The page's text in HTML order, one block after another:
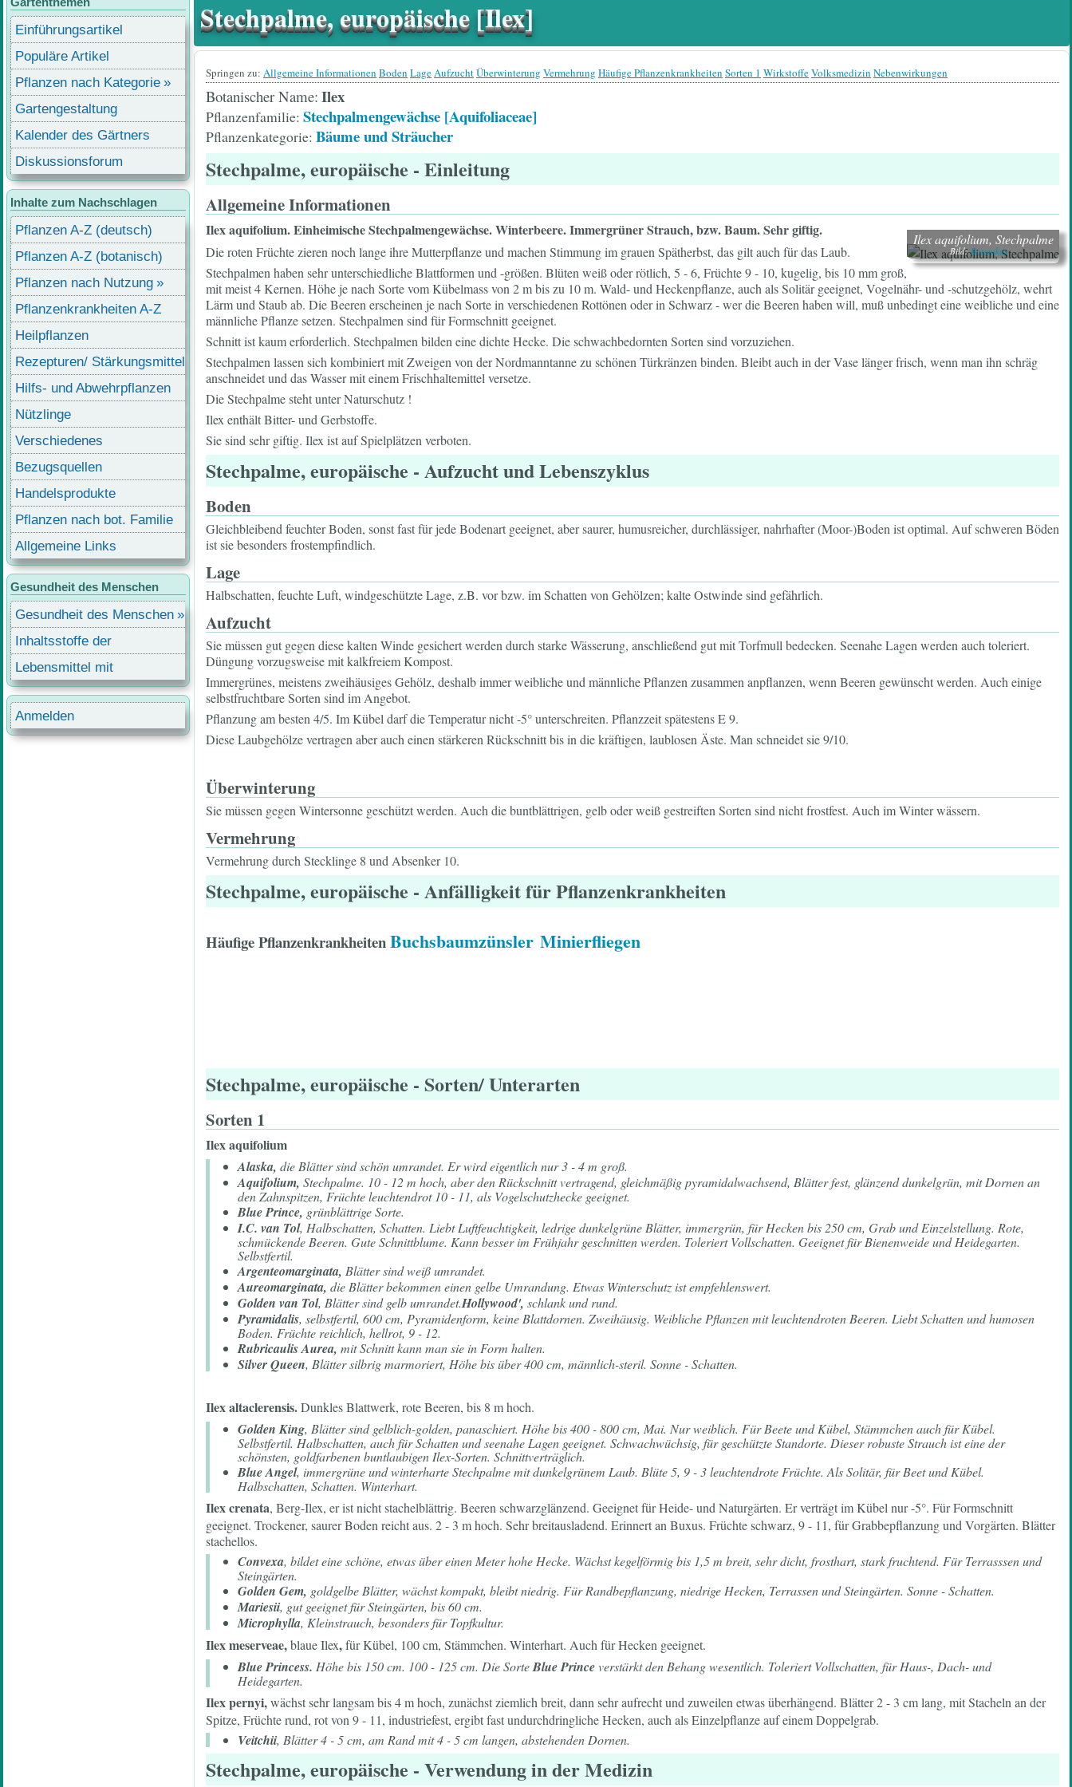
Stechpalme, europäische [Ilex]
Springen zu: Allgemeine Informationen Boden LageAufzuchtÜberwinterung Vermehrung Häufige Pflanzenkrankheiten Sorten 1 WirkstoffeVolksmedizin Nebenwirkungen
Botanischer Name Ilex
Pflanzenfamilie Stechpalmengewächse [Aquifoliaceae]
Pflanzenkategorie Bäume und Sträucher
Stechpalme, europäische - Einleitung
Allgemeine Informationen
Ilex aquifolium.Einheimische Stechpalmengewächse. Winterbeere. Immergrüner Strauch, bzw. Baum. Sehr giftig.
Ilex aquifolium, Stechpalme
Bild:Botanikus
Die roten Früchte zieren noch lange ihre Mutterpflanze und machen Stimmung im grauen Spätherbst, das gilt auch für das Laub.
Stechpalmen haben sehr unterschiedliche Blattformen und -größen. Blüten weiß oder rötlich, 5 - 6, Früchte 9 - 10, kugelig, bis 10 mm groß,
mit meist 4 Kernen. Höhe je nach Sorte vom Kübelmass von 2 m bis zu 10 m. Wald- und Heckenpflanze, auch als Solitär geeignet, Vogelnähr- und -schutzgehölz, wehrt
Lärm und Staub ab. Die Beeren erscheinen je nach Sorte in verschiedenen Rottönen oder in Schwarz - wer die Beeren haben will, muß unbedingt eine weibliche und eine
männliche Pflanze setzen. Stechpalmen sind für Formschnitt geeignet.
Schnitt ist kaum erforderlich. Stechpalmen bilden eine dichte Hecke. Die schwachbedornten Sorten sind vorzuziehen.
Stechpalmen lassen sich kombiniert mit Zweigen von der Nordmanntanne zu schönen Türkränzen binden. Bleibt auch in der Vase länger frisch, wenn man ihn schräg
anschneidet und das Wasser mit einem Frischhaltemittel versetze.
Die Stechpalme steht unter Naturschutz !
Ilex enthält Bitter- und Gerbstoffe.
Sie sind sehr giftig. Ilex ist auf Spielplätzen verboten.
Stechpalme, europäische - Aufzucht und Lebenszyklus
Boden
Gleichbleibend feuchter Boden, sonst fast für jede Bodenart geeignet, aber saurer, humusreicher, durchlässiger, nahrhafter (Moor-)Boden ist optimal. Auf schweren Böden
ist sie besonders frostempfindlich.
Lage
Halbschatten, feuchte Luft, windgeschützte Lage, z.B. vor bzw. im Schatten von Gehölzen; kalte Ostwinde sind gefährlich.
Aufzucht
Sie müssen gut gegen diese kalten Winde gesichert werden durch starke Wässerung, anschließend gut mit Torfmull bedecken. Seenahe Lagen werden auch toleriert.
Düngung vorzugsweise mit kalkfreiem Kompost.
Immergrünes, meistens zweihäusiges Gehölz, deshalb immer weibliche und männliche Pflanzen zusammen anpflanzen, wenn Beeren gewünscht werden. Auch einige
selbstfruchtbare Sorten sind im Angebot.
Pflanzung am besten 4/5. Im Kübel darf die Temperatur nicht -5° unterschreiten. Pflanzzeit spätestens E 9.
Diese Laubgehölze vertragen aber auch einen stärkeren Rückschnitt bis in die kräftigen, laublosen Äste. Man schneidet sie 9/10.
Überwinterung
Sie müssen gegen Wintersonne geschützt werden. Auch die buntblättrigen, gelb oder weiß gestreiften Sorten sind nicht frostfest. Auch im Winter wässern.
Vermehrung
Vermehrung durch Stecklinge 8 und Absenker 10.
Stechpalme, europäische - Anfälligkeit für Pflanzenkrankheiten
Häufige PflanzenkrankheitenBuchsbaumzünsler Minierfliegen
Stechpalme, europäische - Sorten/ Unterarten
Sorten 1
Ilex aquifolium
Alaska, die Blätter sind schön umrandet. Er wird eigentlich nur 3 - 4 m groß.
Aquifolium, Stechpalme. 10 - 12 m hoch, aber den Rückschnitt vertragend, gleichmäßig pyramidalwachsend, Blätter fest, glänzend dunkelgrün, mit Dornen an
den Zahnspitzen, Früchte leuchtendrot 10 - 11, als Vogelschutzhecke geeignet.
Blue Prince, grünblättrige Sorte.
I.C. van Tol, Halbschatten, Schatten. Liebt Luftfeuchtigkeit, ledrige dunkelgrüne Blätter, immergrün, für Hecken bis 250 cm, Grab und Einzelstellung. Rote,
schmückende Beeren. Gute Schnittblume. Kann besser im Frühjahr geschnitten werden. Toleriert Vollschatten. Geeignet für Bienenweide und Heidegarten.
Selbstfertil.
Argenteomarginata, Blätter sind weiß umrandet.
Aureomarginata, die Blätter bekommen einen gelbe Umrandung. Etwas Winterschutz ist empfehlenswert.
Golden van Tol, Blätter sind gelb umrandet.Hollywood', schlank und rund.
Pyramidalis, selbstfertil, 600 cm, Pyramidenform, keine Blattdornen. Zweihäusig. Weibliche Pflanzen mit leuchtendroten Beeren. Liebt Schatten und humosen
Boden. Früchte reichlich, hellrot, 9 - 12.
Rubricaulis Aurea, mit Schnitt kann man sie in Form halten.
Silver Queen, Blätter silbrig marmoriert, Höhe bis über 400 cm, männlich-steril. Sonne - Schatten.
Ilex altaclerensis.Dunkles Blattwerk, rote Beeren, bis 8 m hoch.
Golden King, Blätter sind gelblich-golden, panaschiert. Höhe bis 400 - 800 cm, Mai. Nur weiblich. Für Beete und Kübel, Stämmchen auch für Kübel.
Selbstfertil. Halbschatten, auch für Schatten und seenahe Lagen geeignet. Schwachwüchsig, für geschützte Standorte. Dieser robuste Strauch ist eine der
schönsten, goldfarbenen buntlaubigen Ilex-Sorten. Schnittverträglich.
Blue Angel, immergrüne und winterharte Stechpalme mit dunkelgrünem Laub. Blüte 5, 9 - 3 leuchtendrote Früchte. Als Solitär, für Beet und Kübel.
Halbschatten, Schatten. Winterhart.
Ilex crenata, Berg-Ilex, er ist nicht stachelblättrig. Beeren schwarzglänzend. Geeignet für Heide- und Naturgärten. Er verträgt im Kübel nur -5°. Für Formschnitt
geeignet. Trockener, saurer Boden reicht aus. 2 - 3 m hoch. Sehr breitausladend. Erinnert an Buxus. Früchte schwarz, 9 - 11, für Grabbepflanzung und Vorgärten. Blätter
stachellos.
Convexa, bildet eine schöne, etwas über einen Meter hohe Hecke. Wächst kegelförmig bis 1,5 m breit, sehr dicht, frosthart, stark fruchtend. Für Terrasssen und
Steingärten.
Golden Gem, goldgelbe Blätter, wächst kompakt, bleibt niedrig. Für Randbepflanzung, niedrige Hecken, Terrassen und Steingärten. Sonne - Schatten.
Mariesii, gut geeignet für Steingärten, bis 60 cm.
Microphylla, Kleinstrauch, besonders für Topfkultur.
Ilex meserveae,blaue Ilex,für Kübel, 100 cm, Stämmchen. Winterhart. Auch für Hecken geeignet.
Blue Princess. Höhe bis 150 cm. 100 - 125 cm. Die SorteBlue Princeverstärkt den Behang wesentlich. Toleriert Vollschatten, für Haus-, Dach- und
Heidegarten.
Ilex pernyi,wächst sehr langsam bis 4 m hoch, zunächst ziemlich breit, dann sehr aufrecht und zuweilen etwas überhängend. Blätter 2 - 3 cm lang, mit Stacheln an der
Spitze, Früchte rund, rot von 9 - 11, industriefest, ergibt fast undurchdringliche Hecken, auch als Einzelpflanze auf einem Doppelgrab.
Veitchii, Blätter 4 - 5 cm, am Rand mit 4 - 5 cm langen, abstehenden Dornen.
Stechpalme, europäische - Verwendung in der Medizin
Einführungsartikel
Populäre Artikel
Pflanzen nach Kategorie
Gartengestaltung
Kalender des Gärtners
Diskussionsforum
Inhalte zum Nachschlagen
Pflanzen A-Z (deutsch)
Pflanzen A-Z (botanisch)
Pflanzen nach Nutzung
Pflanzenkrankheiten A-Z
Heilpflanzen
Rezepturen/ Stärkungsmittel
Hilfs- und Abwehrpflanzen
Nützlinge
Verschiedenes
Bezugsquellen
Handelsprodukte
Pflanzen nach bot. Familie
Allgemeine Links
Gesundheit des Menschen
Gesundheit des Menschen
Inhaltsstoffe der
Lebensmittel
Lebensmittel mit
Inhaltsstoffen
Benutzermenü
Anmelden